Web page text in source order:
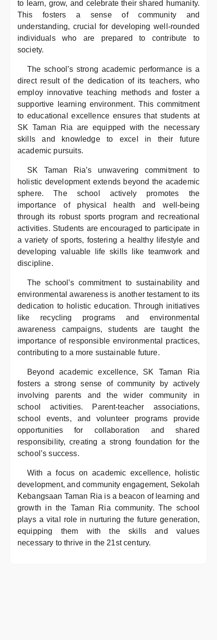
to learn, grow, and celebrate their shared humanity.
This fosters a sense of community and
understanding, crucial for developing well-rounded
individuals who are prepared to contribute to
society.
The school’s strong academic performance is a
direct result of the dedication of its teachers, who
employ innovative teaching methods and foster a
supportive learning environment. This commitment
to educational excellence ensures that students at
SK Taman Ria are equipped with the necessary
skills and knowledge to excel in their future
academic pursuits.
SK Taman Ria’s unwavering commitment to
holistic development extends beyond the academic
sphere. The school actively promotes the
importance of physical health and well-being
through its robust sports program and recreational
activities. Students are encouraged to participate in
a variety of sports, fostering a healthy lifestyle and
developing valuable life skills like teamwork and
discipline.
The school’s commitment to sustainability and
environmental awareness is another testament to its
dedication to holistic education. Through initiatives
like recycling programs and environmental
awareness campaigns, students are taught the
importance of responsible environmental practices,
contributing to a more sustainable future.
Beyond academic excellence, SK Taman Ria
fosters a strong sense of community by actively
involving parents and the wider community in
school activities. Parent-teacher associations,
school events, and volunteer programs provide
opportunities for collaboration and shared
responsibility, creating a strong foundation for the
school’s success.
With a focus on academic excellence, holistic
development, and community engagement, Sekolah
Kebangsaan Taman Ria is a beacon of learning and
growth in the Taman Ria community. The school
plays a vital role in nurturing the future generation,
equipping them with the skills and values
necessary to thrive in the 21st century.